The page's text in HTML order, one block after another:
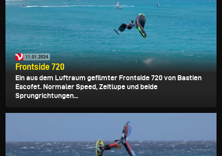
11.01.2024
Frontside 720
Ein aus dem Luftraum gefilmter Frontside 720 von Bastien
Escofet. Normaler Speed, Zeitlupe und beide
Sprungrichtungen...